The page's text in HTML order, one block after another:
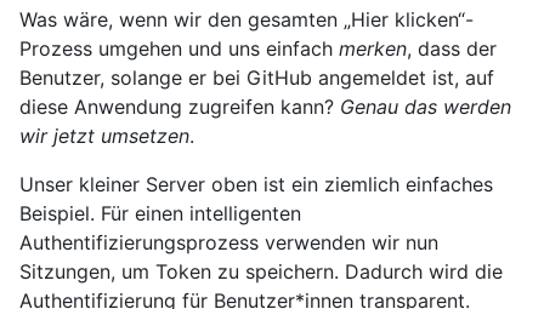
Was wäre, wenn wir den gesamten „Hier klicken“-
Prozess umgehen und uns einfach merken, dass der
Benutzer, solange er bei GitHub angemeldet ist, auf
diese Anwendung zugreifen kann? Genau das werden
wir jetzt umsetzen.
Unser kleiner Server oben ist ein ziemlich einfaches
Beispiel. Für einen intelligenten
Authentifizierungsprozess verwenden wir nun
Sitzungen, um Token zu speichern. Dadurch wird die
Authentifizierung für Benutzer*innen transparent.